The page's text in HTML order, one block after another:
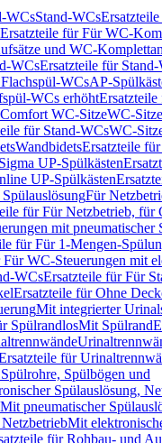
WCsStand-WCs
Ersatzteile für Für WC-
und WC-
WCsErsatzteile für
WCsAP-
WCs erhöht
WC-SitzeWC-Sitze
für Stand-WCsWC-
WandbidetsErsatzteile
UP-Spülkästen
UP-Spülkästen
Für
für Für Netzbetrieb, für
mit pneumatischer
für Für 1-Mengen-
WC-Steuerungen mit
WCsErsatzteile für Für
Ersatzteile für Ohne
Mit integrierter
SpülrandlosMit Spülrand
für
Spülbögen und
Spülauslösung,
Mit pneumatischer
Mit
für Rohbau- und